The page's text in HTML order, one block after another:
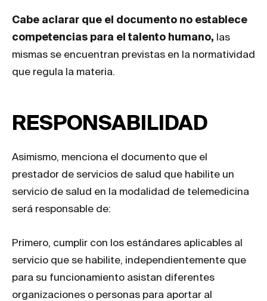
Cabe aclarar que el documento no establece
competencias para el talento humano, las
mismas se encuentran previstas en la normatividad
que regula la materia.
RESPONSABILIDAD
Asimismo, menciona el documento que el
prestador de servicios de salud que habilite un
servicio de salud en la modalidad de telemedicina
será responsable de:
Primero, cumplir con los estándares aplicables al
servicio que se habilite, independientemente que
para su funcionamiento asistan diferentes
organizaciones o personas para aportar al